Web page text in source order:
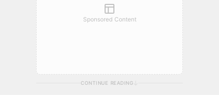
Sponsored Content
CONTINUE READING